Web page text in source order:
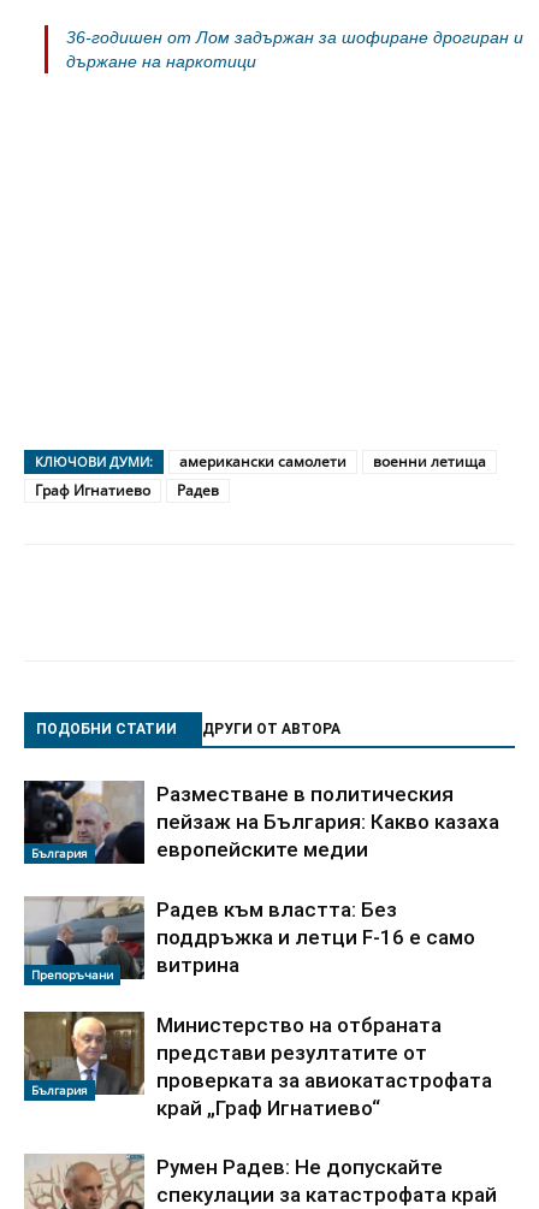
36-годишен от Лом задържан за шофиране дрогиран и
държане на наркотици
КЛЮЧОВИ ДУМИ: американски самолети
военни летища
Граф Игнатиево
Радев
ПОДОБНИ СТАТИИ ДРУГИ ОТ АВТОРА
България
Разместване в политическия
пейзаж на България: Какво казаха
европейските медии
Препоръчани
Радев към властта: Без
поддръжка и летци F-16 е само
витрина
България
Министерство на отбраната
представи резултатите от
проверката за авиокатастрофата
край „Граф Игнатиево“
Румен Радев: Не допускайте
спекулации за катастрофата край